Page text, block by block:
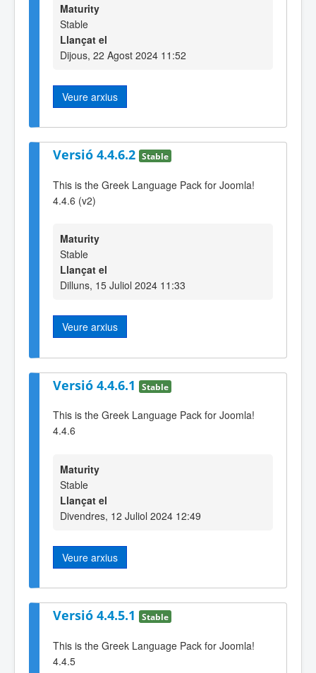
Maturity
Stable
Llançat el
Dijous, 22 Agost 2024 11:52
Veure arxius
Versió 4.4.6.2 Stable
This is the Greek Language Pack for Joomla!
4.4.6 (v2)
Maturity
Stable
Llançat el
Dilluns, 15 Juliol 2024 11:33
Veure arxius
Versió 4.4.6.1 Stable
This is the Greek Language Pack for Joomla!
4.4.6
Maturity
Stable
Llançat el
Divendres, 12 Juliol 2024 12:49
Veure arxius
Versió 4.4.5.1 Stable
This is the Greek Language Pack for Joomla!
4.4.5